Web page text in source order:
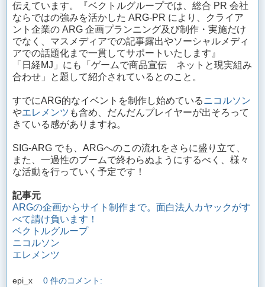
伝えています。『ベクトルグループでは、総合 PR 会社
ならではの強みを活かした ARG‐PR により、クライア
ント企業の ARG 企画プランニング及び制作・実施だけ
でなく、マスメディアでの記事露出やソーシャルメディ
アでの話題化まで一貫してサポートいたします』
「日経MJ」にも「ゲームで商品宣伝 ネットと現実組み
合わせ」と題して紹介されているとのこと。
すでにARG的なイベントを制作し始めているニコルソン
やエレメンツ も含め、だんだんプレイヤーが出そろって
きている感がありますね。
SIG-ARG でも、ARGへのこの流れをさらに盛り立て、
また、一過性のブームで終わらぬようにするべく、様々
な活動を行っていく予定です！
記事元
ARGの企画からサイト制作まで。面白法人カヤックがす
べて請け負います！
ベクトルグループ
ニコルソン
エレメンツ
epi_x 0 件のコメント: